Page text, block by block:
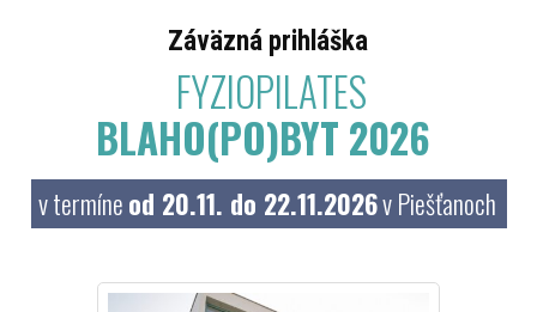
Záväzná prihláška
FYZIOPILATES
BLAHO(PO)BYT 2026
v termíneod 20.11. do 22.11.2026v Piešťanoch